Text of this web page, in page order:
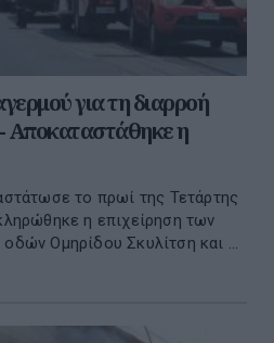
για τη διαρροή
Αποκαταστάθηκε η
το πρωί της Τετάρτης
η επιχείρηση των
Ομηρίδου Σκυλίτση και ...